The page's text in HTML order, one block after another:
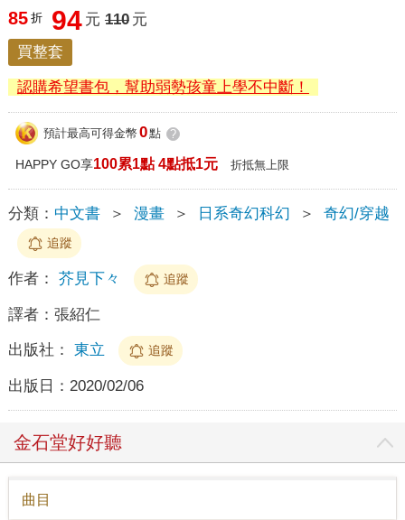
85 折 94 元 110 元
買整套
認購希望書包，幫助弱勢孩童上學不中斷！
預計最高可得金幣 0點 ?
HAPPY GO享100累1點 4點抵1元 折抵無上限
分類： 中文書 ＞ 漫畫 ＞ 日系奇幻科幻 ＞ 奇幻/穿越
追蹤
作者： 芥見下々 追蹤
譯者： 張紹仁
出版社： 東立 追蹤
出版日： 2020/02/06
金石堂好好聽
曲目